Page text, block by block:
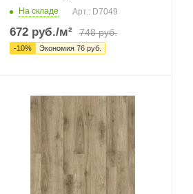
На складе Арт.: D7049
672 руб./м² 748руб.
-10% Экономия76 руб.